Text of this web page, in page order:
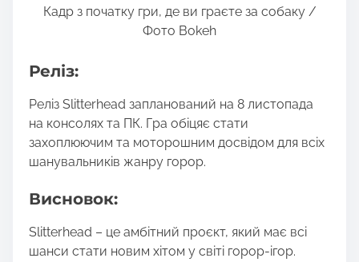
Кадр з початку гри, де ви граєте за собаку /
Фото Bokeh
Реліз:
Реліз Slitterhead запланований на 8 листопада
на консолях та ПК. Гра обіцяє стати
захоплюючим та моторошним досвідом для всіх
шанувальників жанру горор.
Висновок:
Slitterhead – це амбітний проєкт, який має всі
шанси стати новим хітом у світі горор-ігор.